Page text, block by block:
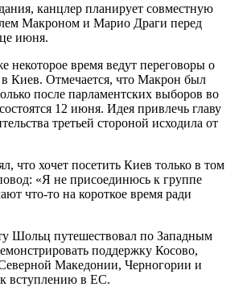
канцлер планирует совместную
Макроном и Марио Драги перед
июня.
время ведут переговоры о
в Киев. Отмечается, что Макрон был
после парламентских выборов во
12 июня. Идея привлечь главу
третьей стороной исходила от
что хочет посетить Киев только в том
«Я не присоединюсь к группе
что-то на короткое время ради
Шольц путешествовал по Западным
поддержку Косово,
Македонии, Черногории и
вступлению в ЕС.